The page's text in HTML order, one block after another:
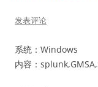
发表评论
系统：Windows
内容：